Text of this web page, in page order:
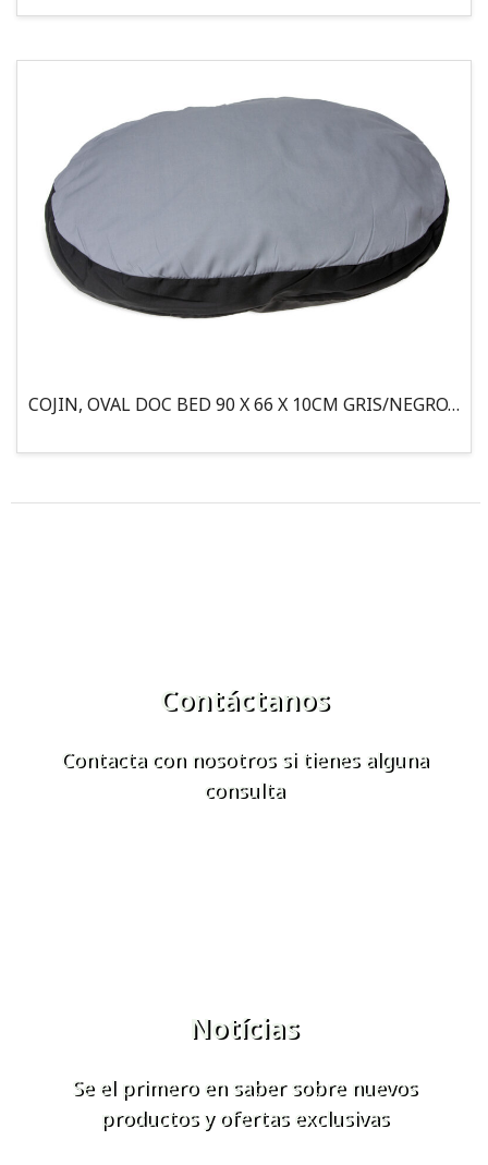
COJIN, OVAL DOC BED 90 X 66 X 10CM GRIS/NEGRO, 95°
Contáctanos
Contacta con nosotros si tienes alguna
consulta
Notícias
Se el primero en saber sobre nuevos
productos y ofertas exclusivas